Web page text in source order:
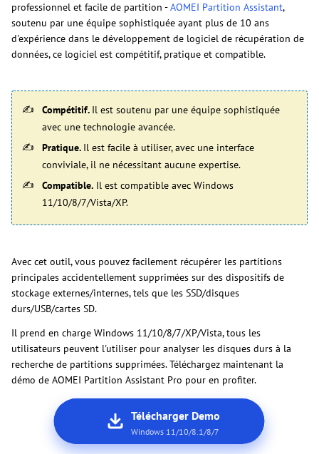
professionnel et facile de partition -AOMEI Partition Assistant,
soutenu par une équipe sophistiquée ayant plus de 10 ans
d'expérience dans le développement de logiciel de récupération de
données, ce logiciel est compétitif, pratique et compatible.
Compétitif. Il est soutenu par une équipe sophistiquée
avec une technologie avancée.
Pratique. Il est facile à utiliser, avec une interface
conviviale, il ne nécessitant aucune expertise.
Compatible. Il est compatible avec Windows
11/10/8/7/Vista/XP.
Avec cet outil, vous pouvez facilement récupérer les partitions
principales accidentellement supprimées sur des dispositifs de
stockage externes/internes, tels que les SSD/disques
durs/USB/cartes SD.
Il prend en charge Windows 11/10/8/7/XP/Vista, tous les
utilisateurs peuvent l'utiliser pour analyser les disques durs à la
recherche de partitions supprimées. Téléchargez maintenant la
démo de AOMEI Partition Assistant Pro pour en profiter.
Télécharger Demo
Windows 11/10/8.1/8/7